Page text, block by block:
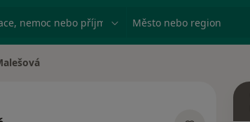
nemoc nebo příjmení Město nebo region